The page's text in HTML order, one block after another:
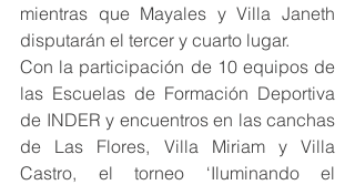
mientras que Mayales y Villa Janeth
disputarán el tercer y cuarto lugar.
Con la participación de 10 equipos de
las Escuelas de Formación Deportiva
de INDER y encuentros en las canchas
de Las Flores, Villa Miriam y Villa
Castro, el torneo ‘Iluminando el